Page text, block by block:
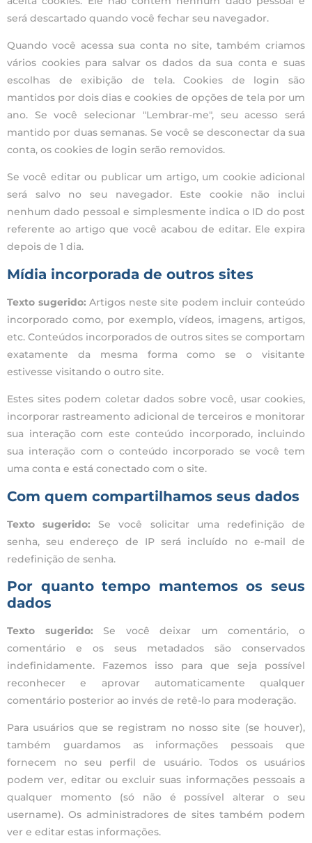
será descartado quando você fechar seu navegador.
Quando você acessa sua conta no site, também criamos
vários cookies para salvar os dados da sua conta e suas
escolhas de exibição de tela. Cookies de login são
mantidos por dois dias e cookies de opções de tela por um
ano. Se você selecionar "Lembrar-me", seu acesso será
mantido por duas semanas. Se você se desconectar da sua
conta, os cookies de login serão removidos.
Se você editar ou publicar um artigo, um cookie adicional
será salvo no seu navegador. Este cookie não inclui
nenhum dado pessoal e simplesmente indica o ID do post
referente ao artigo que você acabou de editar. Ele expira
depois de 1 dia.
Mídia incorporada de outros sites
Texto sugerido:Artigos neste site podem incluir conteúdo
incorporado como, por exemplo, vídeos, imagens, artigos,
etc. Conteúdos incorporados de outros sites se comportam
exatamente da mesma forma como se o visitante
estivesse visitando o outro site.
Estes sites podem coletar dados sobre você, usar cookies,
incorporar rastreamento adicional de terceiros e monitorar
sua interação com este conteúdo incorporado, incluindo
sua interação com o conteúdo incorporado se você tem
uma conta e está conectado com o site.
Com quem compartilhamos seus dados
Texto sugerido:Se você solicitar uma redefinição de
senha, seu endereço de IP será incluído no e-mail de
redefinição de senha.
Por quanto tempo mantemos os seus
dados
Texto sugerido:Se você deixar um comentário, o
comentário e os seus metadados são conservados
indefinidamente. Fazemos isso para que seja possível
reconhecer e aprovar automaticamente qualquer
comentário posterior ao invés de retê-lo para moderação.
Para usuários que se registram no nosso site (se houver),
também guardamos as informações pessoais que
fornecem no seu perfil de usuário. Todos os usuários
podem ver, editar ou excluir suas informações pessoais a
qualquer momento (só não é possível alterar o seu
username). Os administradores de sites também podem
ver e editar estas informações.